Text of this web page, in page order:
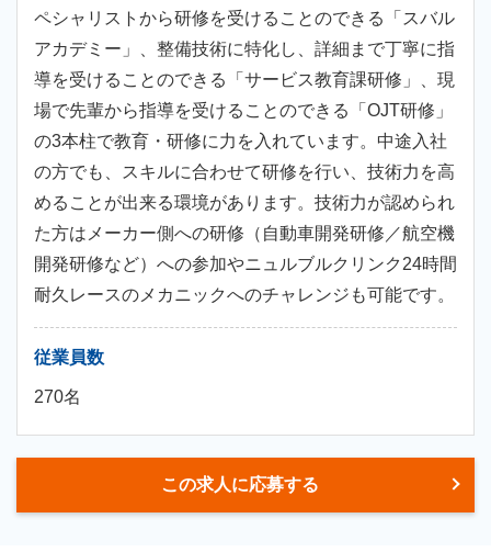
ペシャリストから研修を受けることのできる「スバル
アカデミー」、整備技術に特化し、詳細まで丁寧に指
導を受けることのできる「サービス教育課研修」、現
場で先輩から指導を受けることのできる「OJT研修」
の3本柱で教育・研修に力を入れています。中途入社
の方でも、スキルに合わせて研修を行い、技術力を高
めることが出来る環境があります。技術力が認められ
た方はメーカー側への研修（自動車開発研修／航空機
開発研修など）への参加やニュルブルクリンク24時間
耐久レースのメカニックへのチャレンジも可能です。
従業員数
270名
この求人に応募する